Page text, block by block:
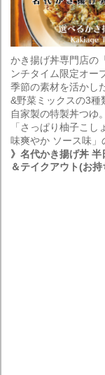
かき揚げ丼専門店の
ンチタイム限定オー
季節の素材を活かし
&野菜ミックスの3種
自家製の特製丼つゆ
「さっぱり柚子こ
味爽やか ソース味」
》名代かき揚げ丼
＆テイクアウト(お